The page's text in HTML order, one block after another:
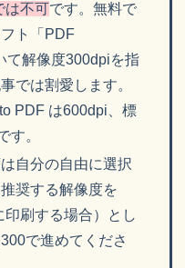
は不可です。無料で
ト「PDF
て解像度300dpiを指
では割愛します。
PDF は600dpi、標
す。
は自分の自由に選択
奨する解像度を
刷する場合）とし
で進めてくださ